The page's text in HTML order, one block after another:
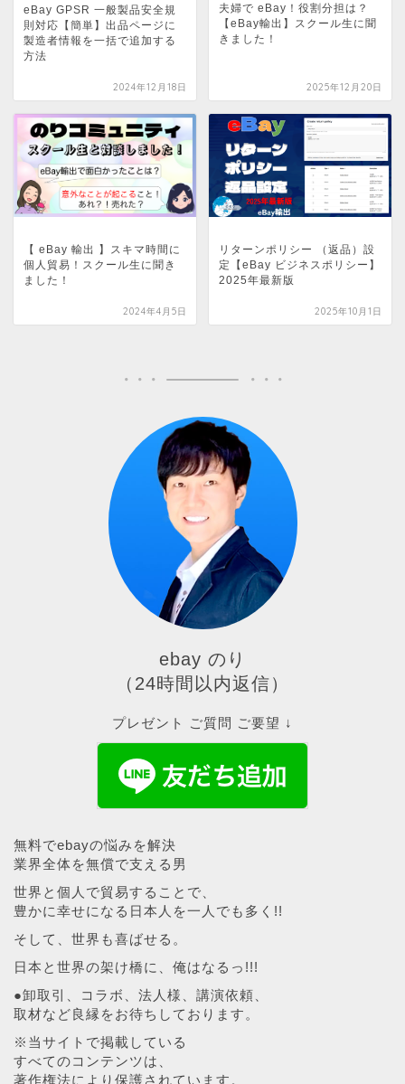
eBay GPSR 一般製品安全規
則対応【簡単】出品ページに
製造者情報を一括で追加する
方法
2024年12月18日
夫婦で eBay！役割分担は？
【eBay輸出】スクール生に聞
きました！
2025年12月20日
【 eBay 輸出 】スキマ時間に
個人貿易！スクール生に聞き
ました！
2024年4月5日
リターンポリシー （返品）設
定【eBay ビジネスポリシー】
2025年最新版
2025年10月1日
ebay のり
（24時間以内返信）
プレゼント ご質問 ご要望 ↓
無料でebayの悩みを解決
業界全体を無償で支える男
世界と個人で貿易することで、
豊かに幸せになる日本人を一人でも多く!!
そして、世界も喜ばせる。
日本と世界の架け橋に、俺はなるっ!!!
●卸取引、コラボ、法人様、講演依頼、
取材など良縁をお待ちしております。
※当サイトで掲載している
すべてのコンテンツは、
著作権法により保護されています。